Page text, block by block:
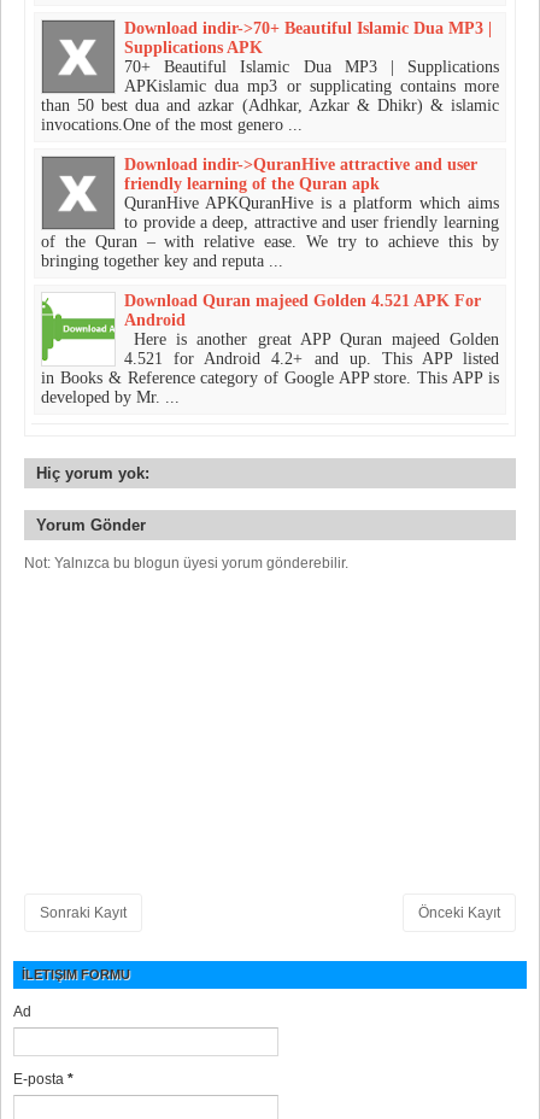
Download indir->70+ Beautiful Islamic Dua MP3 |
Supplications APK
70+ Beautiful Islamic Dua MP3 | Supplications
APKislamic dua mp3 or supplicating contains more
than 50 best dua and azkar (Adhkar, Azkar & Dhikr) & islamic
invocations.One of the most genero ...
Download indir->QuranHive attractive and user
friendly learning of the Quran apk
QuranHive APKQuranHive is a platform which aims
to provide a deep, attractive and user friendly learning
of the Quran – with relative ease. We try to achieve this by
bringing together key and reputa ...
Download Quran majeed Golden 4.521 APK For
Android
Here is another great APP Quran majeed Golden
4.521 for Android 4.2+ and up. This APP listed
in Books & Reference category of Google APP store. This APP is
developed by Mr. ...
Hiç yorum yok:
Yorum Gönder
Not: Yalnızca bu blogun üyesi yorum gönderebilir.
Sonraki Kayıt Önceki Kayıt
İLETIŞIM FORMU
Ad
E-posta*